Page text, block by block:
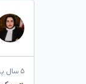
۵ سال پیش